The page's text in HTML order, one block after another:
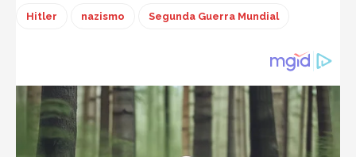
Hitler nazismo Segunda Guerra Mundial